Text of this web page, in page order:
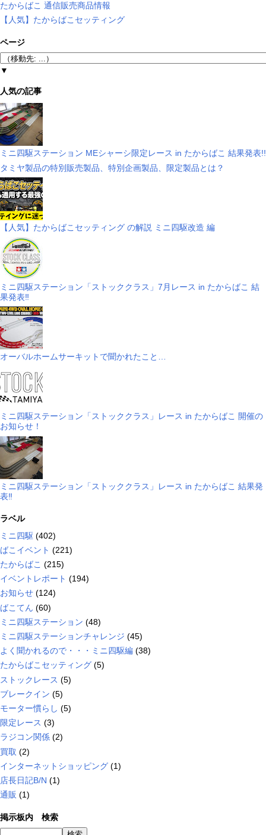
たからばこ 通信販売商品情報
【人気】たからばこセッティング
ページ
▼
人気の記事
ミニ四駆ステーション MEシャーシ限定レース in たからばこ 結果発表!!
タミヤ製品の特別販売製品、特別企画製品、限定製品とは？
【人気】たからばこセッティング の解説 ミニ四駆改造 編
ミニ四駆ステーション「ストッククラス」7月レース in たからばこ 結
果発表‼
オーバルホームサーキットで聞かれたこと…
ミニ四駆ステーション「ストッククラス」レース in たからばこ 開催の
お知らせ！
ミニ四駆ステーション「ストッククラス」レース in たからばこ 結果発
表‼
ラベル
ミニ四駆 (402)
ばこイベント (221)
たからばこ (215)
イベントレポート (194)
お知らせ (124)
ばこてん (60)
ミニ四駆ステーション (48)
ミニ四駆ステーションチャレンジ (45)
よく聞かれるので・・・ミニ四駆編 (38)
たからばこセッティング (5)
ストックレース (5)
ブレークイン (5)
モーター慣らし (5)
限定レース (3)
ラジコン関係 (2)
買取 (2)
インターネットショッピング (1)
店長日記B/N (1)
通販 (1)
掲示板内 検索